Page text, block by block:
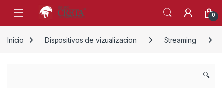
Skip to navigation
Skip to content
0
Inicio Dispositivos de vizualizacion Streaming
🔍